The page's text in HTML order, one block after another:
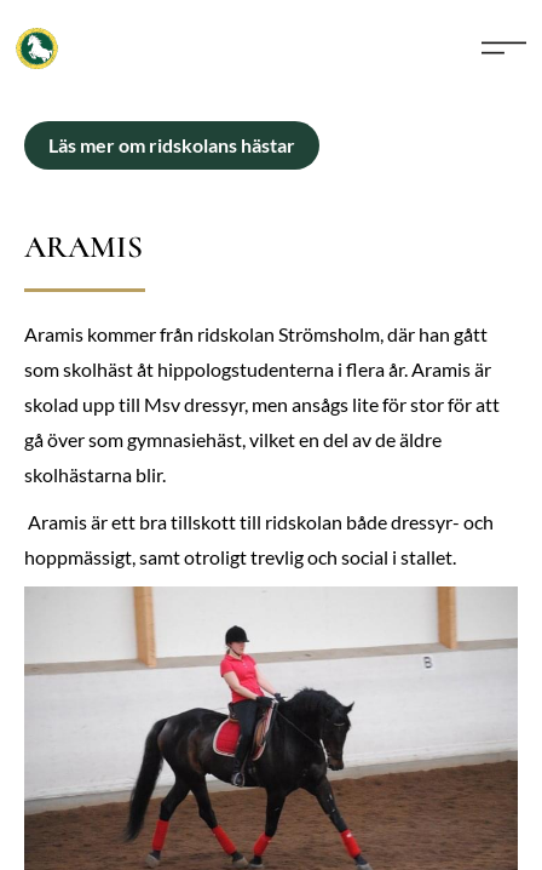
Läs mer om ridskolans hästar
ARAMIS
Aramis kommer från ridskolan Strömsholm, där han gått
som skolhäst åt hippologstudenterna i flera år. Aramis är
skolad upp till Msv dressyr, men ansågs lite för stor för att
gå över som gymnasiehäst, vilket en del av de äldre
skolhästarna blir.
Aramis är ett bra tillskott till ridskolan både dressyr- och
hoppmässigt, samt otroligt trevlig och social i stallet.